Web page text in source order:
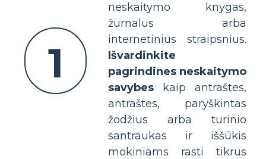
1
neskaitymo knygas,
žurnalus arba
internetinius straipsnius.
Išvardinkite
pagrindines neskaitymo
savybes kaip antraštes,
antraštes, paryškintas
žodžius arba turinio
santraukas ir iššūkis
mokiniams rasti tikrus